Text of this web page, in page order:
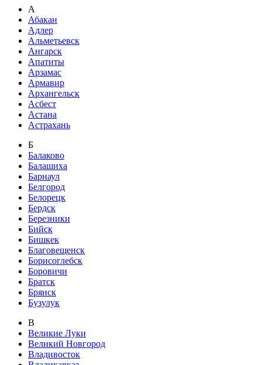
А
Абакан
Адлер
Альметьевск
Ангарск
Апатиты
Арзамас
Армавир
Архангельск
Асбест
Астана
Астрахань
Б
Балаково
Балашиха
Барнаул
Белгород
Белорецк
Бердск
Березники
Бийск
Бишкек
Благовещенск
Борисоглебск
Боровичи
Братск
Брянск
Бузулук
В
Великие Луки
Великий Новгород
Владивосток